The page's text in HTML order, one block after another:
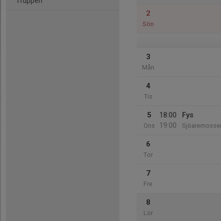
2
Sön
3
Mån
4
Tis
5
Ons
18:00
19:00
Fys
6
Tor
7
Fre
8
Lör